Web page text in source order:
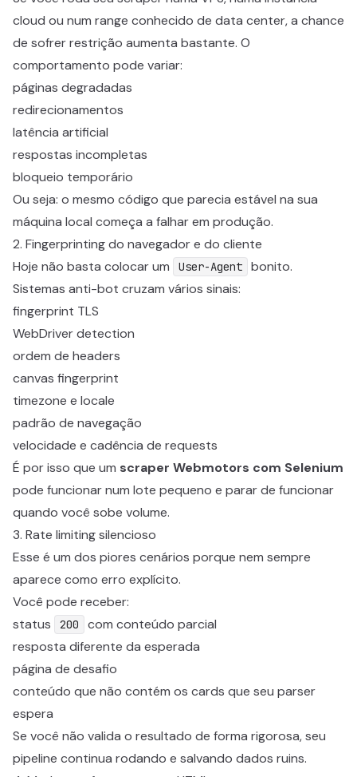
cloud ou num range conhecido de data center, a chance
de sofrer restrição aumenta bastante. O
comportamento pode variar:
páginas degradadas
redirecionamentos
latência artificial
respostas incompletas
bloqueio temporário
Ou seja: o mesmo código que parecia estável na sua
máquina local começa a falhar em produção.
2. Fingerprinting do navegador e do cliente
Hoje não basta colocar um
User-Agent
bonito.
Sistemas anti-bot cruzam vários sinais:
fingerprint TLS
WebDriver detection
ordem de headers
canvas fingerprint
timezone e locale
padrão de navegação
velocidade e cadência de requests
É por isso que um scraper Webmotors com Selenium
pode funcionar num lote pequeno e parar de funcionar
quando você sobe volume.
3. Rate limiting silencioso
Esse é um dos piores cenários porque nem sempre
aparece como erro explícito.
Você pode receber:
status
200
com conteúdo parcial
resposta diferente da esperada
página de desafio
conteúdo que não contém os cards que seu parser
espera
Se você não valida o resultado de forma rigorosa, seu
pipeline continua rodando e salvando dados ruins.